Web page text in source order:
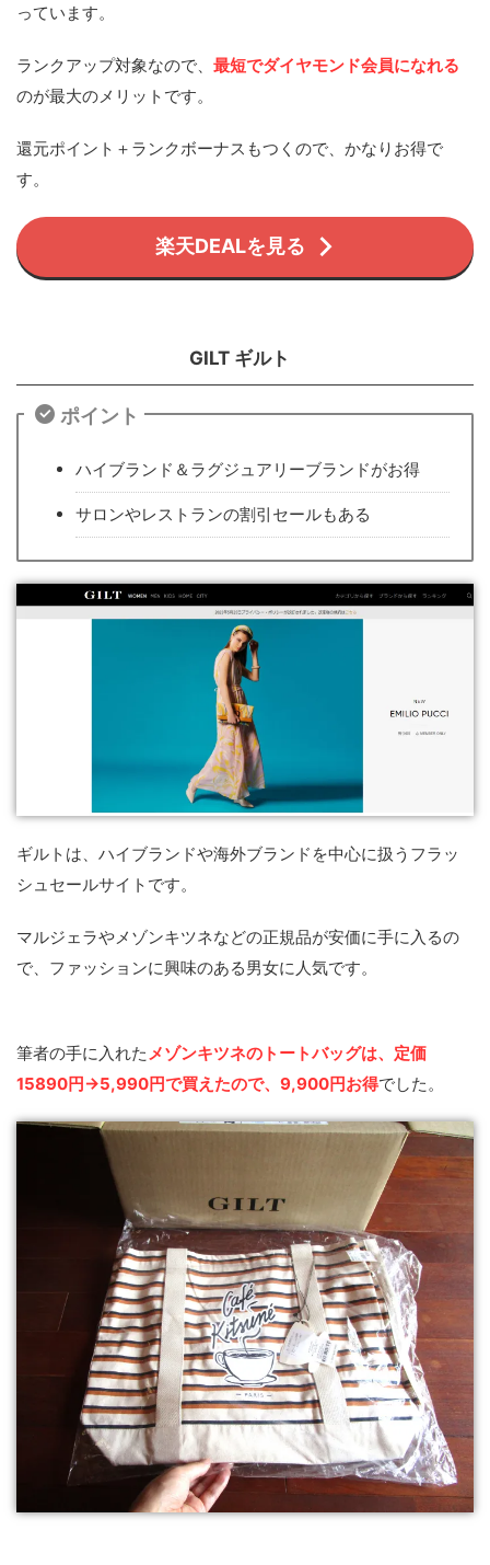
っています。
ランクアップ対象なので、 最短でダイヤモンド会員になれる
のが最大のメリットです。
還元ポイント＋ランクボーナスもつくので、かなりお得で
す。
楽天DEALを見る
GILT ギルト
ポイント
ハイブランド＆ラグジュアリーブランドがお得
サロンやレストランの割引セールもある
ギルトは、ハイブランドや海外ブランドを中心に扱うフラッ
シュセールサイトです。
マルジェラやメゾンキツネなどの正規品が安価に手に入るの
で、ファッションに興味のある男女に人気です。
筆者の手に入れた メゾンキツネのトートバッグは、定価
15890円→5,990円で買えたので、9,900円お得でした。